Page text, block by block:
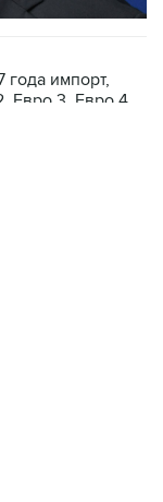
импорт,
Евро 3, Евро 4